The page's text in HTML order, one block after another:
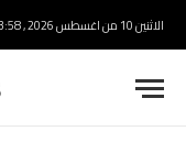
الاثنين 10 من اغسطس 2026 , 07:13:59 ص